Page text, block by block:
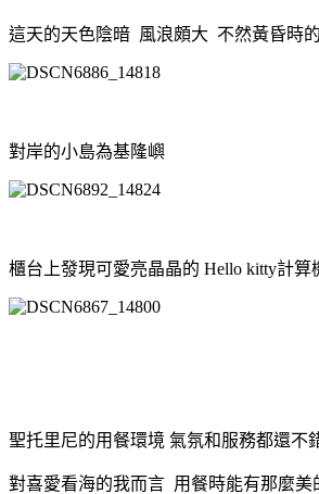
這天的天色陰暗 風浪頗大 不然黃昏時
對岸的小島為基隆嶼
櫃台上發現可愛亮晶晶的 Hello kitty計算
聖托里尼的用餐環境 氣氛和服務都還不
對喜愛看海的我而言 用餐時能有那麼美